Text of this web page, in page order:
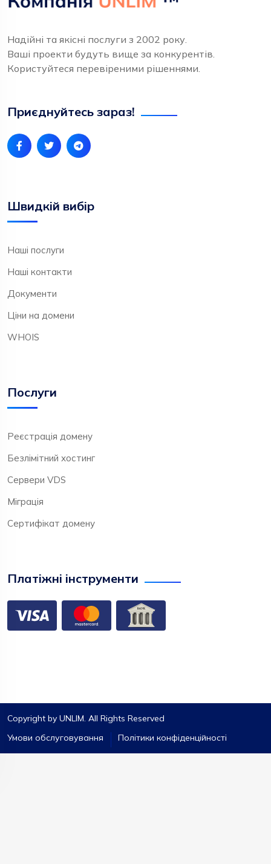
Надійні та якісні послуги з 2002 року.
Ваші проекти будуть вище за конкурентів.
Користуйтеся перевіреними рішеннями.
Приєднуйтесь зараз!
Швидкій вибір
Наші послуги
Наші контакти
Документи
Ціни на домени
WHOIS
Послуги
Реєстрація домену
Безлімітний хостинг
Сервери VDS
Міграція
Сертифікат домену
Платіжні інструменти
Copyright by UNLIM. All Rights Reserved
Умови обслуговування
Політики конфіденційності